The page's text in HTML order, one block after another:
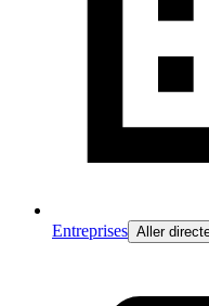
Entreprises Aller